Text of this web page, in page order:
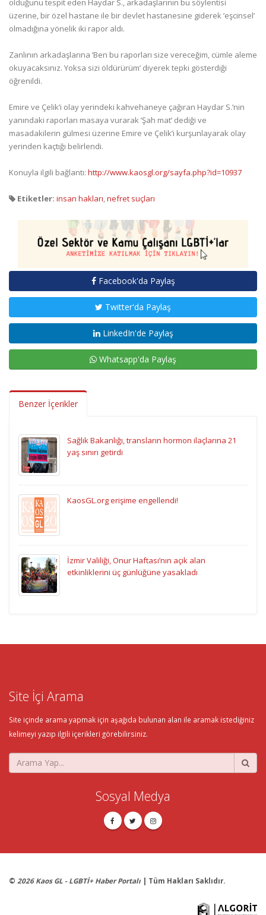
olduğunu tespit eden Haydar S., arkadaşlarının bu söylentisi
üzerine, bir özel hastane ile bir devlet hastanesine giderek ’eşcinsel’
olmadığına yönelik iki rapor aldı.
Zanlının arkadaşlarına ’Ben bu raporları size vereceğim, cümle aleme
okuyacaksınız. Yoksa sizi öldürürüm’ diyerek tepki gösterdiği
öğrenildi.
Emire ve Çelik’i olay yerindeki kahvehaneye çağıran Haydar S.’nin
yanındaki raporları masaya vurarak ’Şah mat’ dediği ve
masadakilerin gülmesi üzerine Emire ve Çelik’i kurşunlayarak olay
yerinden kaçtığı belirlendi.
Konuyla ilgili bağlantı: http://www.kaosgl.org/sayfa.php?id=10937
Etiketler: insan hakları,nefret suçları
Facebook'da Paylaş
Twitter'da Paylaş
LinkedIn'de Paylaş
Whatsapp'da Paylaş
Benzer İçerikler
Sağlık Bakanlığı, transların hormon ilaçlarına 21
yaş sınırı getirdi
KaosGL.org erişime engellendi!
İzmir Valiliği, Onur Haftası’nın açık alan
etkinliklerini üç günlüğüne yasakladı
Site İçi Arama
Site içinde arama yapmak için aşağıda bulunan alan ile aramak istediğiniz
kelimeyi yazıp ilgili içerikleri görebilirsiniz.
Sosyal Medya
© 2026 Kaos GL - LGBTİ+ Haber Portalı | Tüm Hakları Saklıdır.